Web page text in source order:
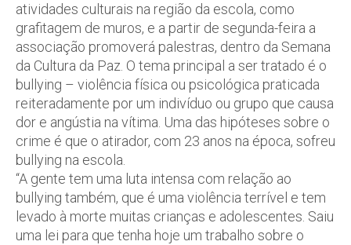
atividades culturais na região da escola, como
grafitagem de muros, e a partir de segunda-feira a
associação promoverá palestras, dentro da Semana
da Cultura da Paz. O tema principal a ser tratado é o
bullying – violência física ou psicológica praticada
reiteradamente por um indivíduo ou grupo que causa
dor e angústia na vítima. Uma das hipóteses sobre o
crime é que o atirador, com 23 anos na época, sofreu
bullying na escola.
“A gente tem uma luta intensa com relação ao
bullying também, que é uma violência terrível e tem
levado à morte muitas crianças e adolescentes. Saiu
uma lei para que tenha hoje um trabalho sobre o